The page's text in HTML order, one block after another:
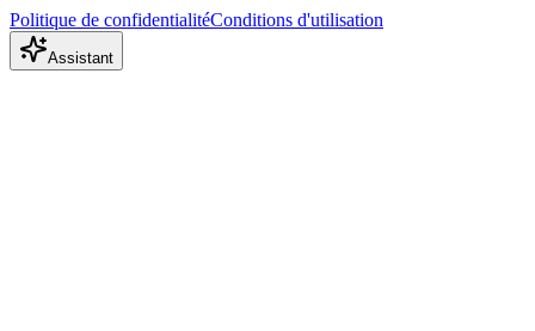
Politique de confidentialitéConditions d'utilisation
Assistant